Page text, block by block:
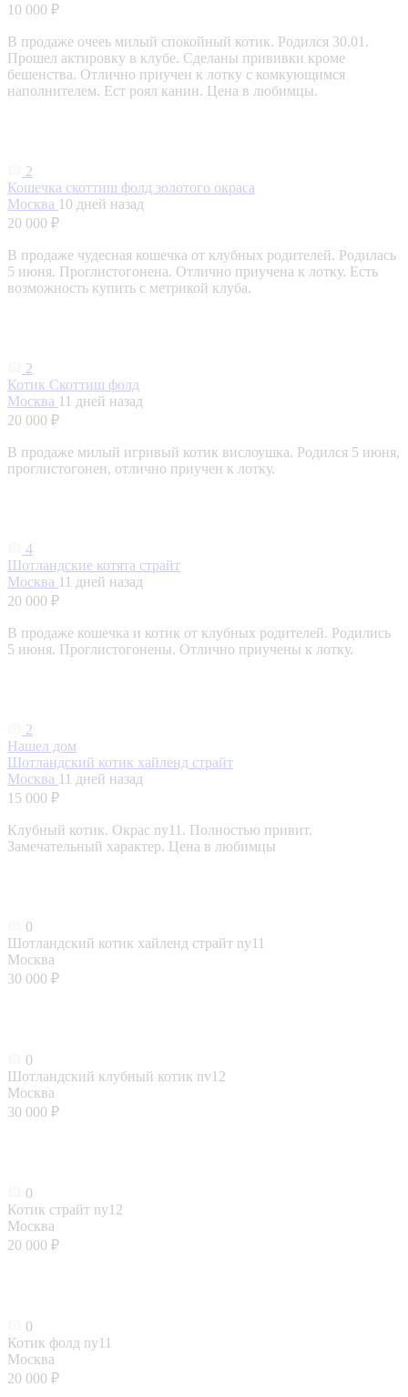
10 000 ₽
В продаже очееь милый спокойный котик. Родился 30.01.
Прошел актировку в клубе. Сделаны прививки кроме
бешенства. Отлично приучен к лотку с комкующимся
наполнителем. Ест роял канин. Цена в любимцы.
2
Кошечка скоттиш фолд золотого окраса
Москва 10 дней назад
20 000 ₽
В продаже чудесная кошечка от клубных родителей. Родилась
5 июня. Проглистогонена. Отлично приучена к лотку. Есть
возможность купить с метрикой клуба.
2
Котик Скоттиш фолд
Москва 11 дней назад
20 000 ₽
В продаже милый игривый котик вислоушка. Родился 5 июня,
проглистогонен, отлично приучен к лотку.
4
Шотландские котята страйт
Москва 11 дней назад
20 000 ₽
В продаже кошечка и котик от клубных родителей. Родились
5 июня. Проглистогонены. Отлично приучены к лотку.
2
Нашел дом
Шотландский котик хайленд страйт
Москва 11 дней назад
15 000 ₽
Клубный котик. Окрас ny11. Полностью привит.
Замечательный характер. Цена в любимцы
0
Шотландский котик хайленд страйт ny11
Москва
30 000 ₽
0
Шотландский клубный котик nv12
Москва
30 000 ₽
0
Котик страйт ny12
Москва
20 000 ₽
0
Котик фолд ny11
Москва
20 000 ₽